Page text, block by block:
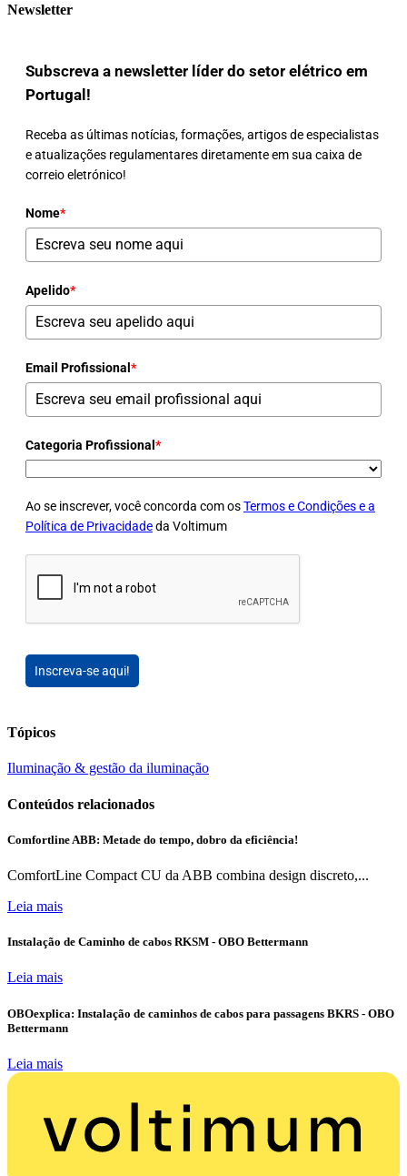
Newsletter
Subscreva a newsletter líder do setor elétrico em
Portugal!
Receba as últimas notícias, formações, artigos de especialistas
e atualizações regulamentares diretamente em sua caixa de
correio eletrónico!
Nome*
Apelido*
Email Profissional *
Categoria Profissional *
Ao se inscrever, você concorda com osTermos e Condições e a
Política de Privacidadeda Voltimum
Inscreva-se aqui!
Tópicos
Iluminação & gestão da iluminação
Conteúdos relacionados
Comfortline ABB: Metade do tempo, dobro da eficiência!
ComfortLine Compact CU da ABB combina design discreto,...
Leia mais
Instalação de Caminho de cabos RKSM - OBO Bettermann
Leia mais
OBOexplica: Instalação de caminhos de cabos para passagens BKRS - OBO
Bettermann
Leia mais